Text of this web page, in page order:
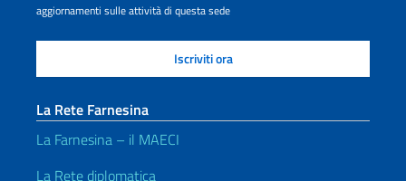
aggiornamenti sulle attività di questa sede
La Rete Farnesina
La Farnesina – il MAECI
La Rete diplomatica